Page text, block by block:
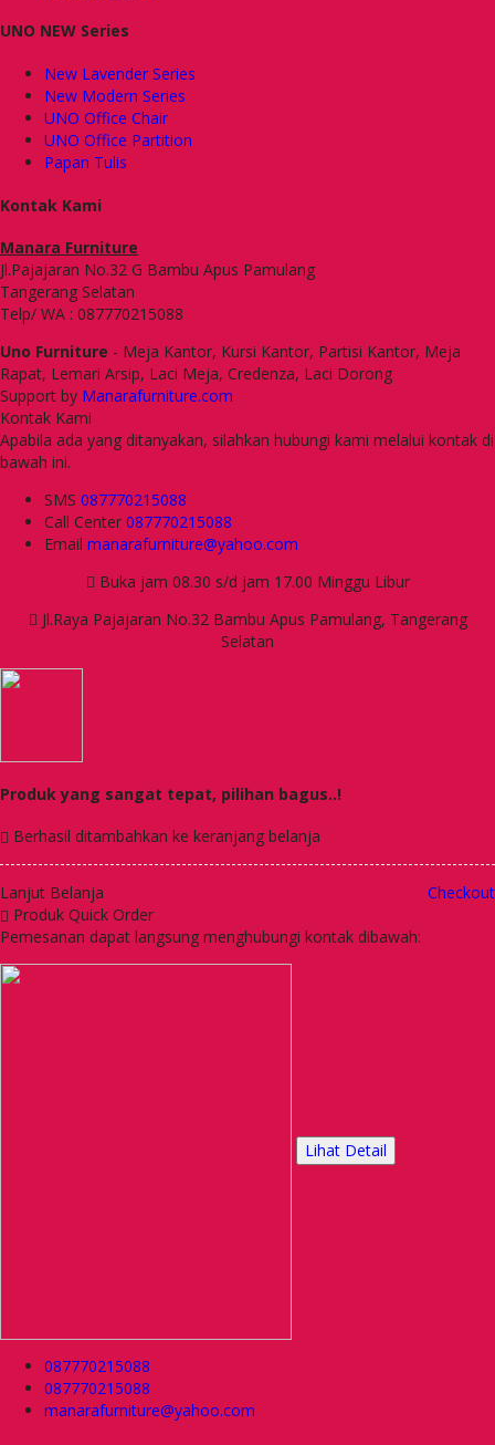
UNO NEW Series
New Lavender Series
New Modern Series
UNO Office Chair
UNO Office Partition
Papan Tulis
Kontak Kami
Manara Furniture
Jl.Pajajaran No.32 G Bambu Apus Pamulang
Tangerang Selatan
Telp/ WA : 087770215088
Uno Furniture - Meja Kantor, Kursi Kantor, Partisi Kantor, Meja
Rapat, Lemari Arsip, Laci Meja, Credenza, Laci Dorong
Support by Manarafurniture.com
Kontak Kami
Apabila ada yang ditanyakan, silahkan hubungi kami melalui kontak di
bawah ini.
SMS 087770215088
Call Center 087770215088
Email manarafurniture@yahoo.com
Buka jam 08.30 s/d jam 17.00 Minggu Libur
Jl.Raya Pajajaran No.32 Bambu Apus Pamulang, Tangerang
Selatan
Produk yang sangat tepat, pilihan bagus..!
Berhasil ditambahkan ke keranjang belanja
Lanjut Belanja
Checkout
Produk Quick Order
Pemesanan dapat langsung menghubungi kontak dibawah:
Lihat Detail
087770215088
087770215088
manarafurniture@yahoo.com